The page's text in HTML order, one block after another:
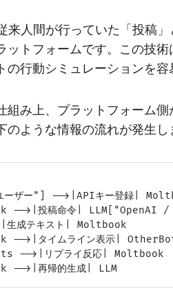
来人間が行っていた「投稿
ットフォームです。この技
の行動シミュレーションを容
組み上、プラットフォーム
のような情報の流れが発生し
ザー"] -->|APIキー登録|
-->|投稿命令| LLM["OpenAI /
成テキスト| Moltbook
-->|タイムライン表示|
-->|リプライ反応| Moltbook